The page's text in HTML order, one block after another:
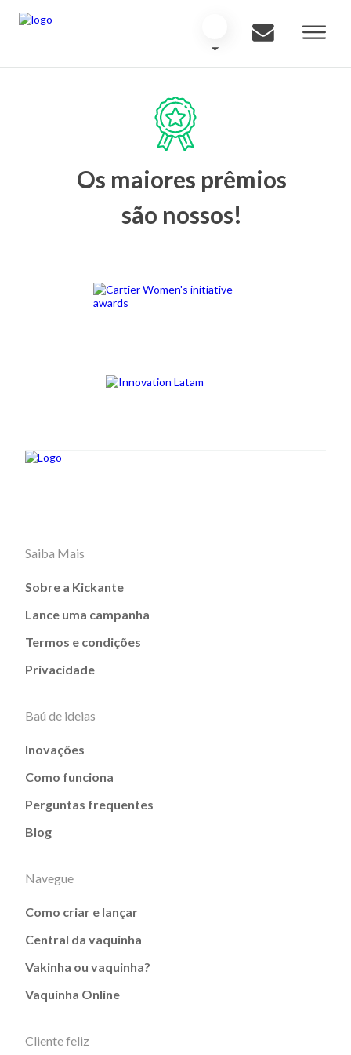
Os maiores prêmios
são nossos!
Saiba Mais
Sobre a Kickante
Lance uma campanha
Termos e condições
Privacidade
Baú de ideias
Inovações
Como funciona
Perguntas frequentes
Blog
Navegue
Como criar e lançar
Central da vaquinha
Vakinha ou vaquinha?
Vaquinha Online
Cliente feliz